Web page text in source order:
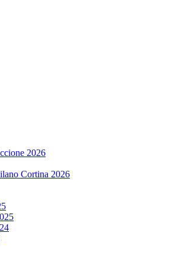
2026
Cortina 2026